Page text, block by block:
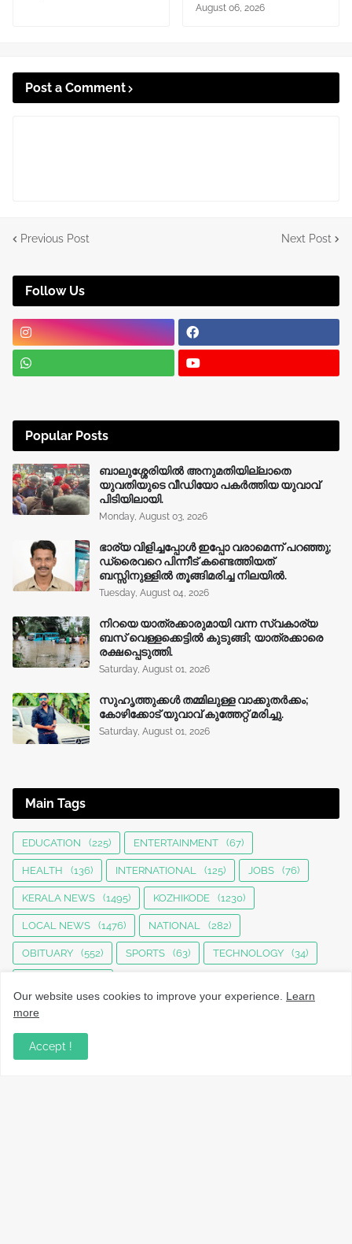
August 06, 2026
Post a Comment
Previous Post Next Post
Follow Us
Popular Posts
ബാലുശ്ശേരിയിൽ അനുമതിയില്ലാതെ
യുവതിയുടെ വീഡിയോ പകർത്തിയ യുവാവ്
പിടിയിലായി.
Monday, August 03, 2026
ഭാര്യ വിളിച്ചപ്പോള്‍ ഇപ്പോ വരാമെന്ന് പറഞ്ഞു;
ഡ്രൈവറെ പിന്നീട് കണ്ടെത്തിയത്
ബസ്സിനുള്ളില്‍ തൂങ്ങിമരിച്ച നിലയിൽ.
Tuesday, August 04, 2026
നിറയെ യാത്രക്കാരുമായി വന്ന സ്വകാര്യ
ബസ് വെള്ളക്കെട്ടിൽ കുടുങ്ങി; യാത്രക്കാരെ
രക്ഷപ്പെടുത്തി.
Saturday, August 01, 2026
സുഹൃത്തുക്കൾ തമ്മിലുള്ള വാക്കുതർക്കം;
കോഴിക്കോട് യുവാവ് കുത്തേറ്റ് മരിച്ചു.
Saturday, August 01, 2026
Main Tags
EDUCATION (225) ENTERTAINMENT (67)
HEALTH (136) INTERNATIONAL (125) JOBS (76)
KERALA NEWS (1495) KOZHIKODE (1230)
LOCAL NEWS (1476) NATIONAL (282)
OBITUARY (552) SPORTS (63) TECHNOLOGY (34)
Our website uses cookies to improve your experience. Learn
more
Accept !